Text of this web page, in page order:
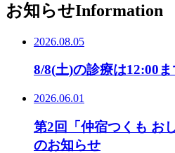
お知らせInformation
2026.08.05
8/8(土)の診療は12:00ま
2026.06.01
第2回「仲宿つくも お
のお知らせ